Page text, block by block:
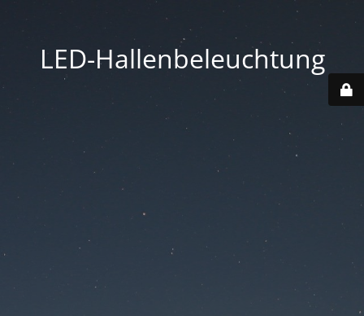
LED-Hallenbeleuchtung